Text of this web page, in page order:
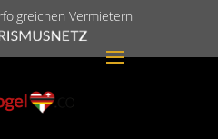
Vermietern